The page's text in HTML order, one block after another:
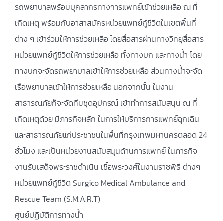
รถพยาบาลพร้อมบุคลากรทางการแพทย์เข้าช่วยเหลือ ณ ที่
เกิดเหตุ พร้อมกับอาสาสมัครหน่วยแพทย์กู้ชีวิตในเขตพื้นที่
ต่าง ๆ เข้าร่วมให้การช่วยเหลือ โดยสื่อสารผ่านทางวิทยุสื่อสาร
หน่วยแพทย์กู้ชีวิตให้การช่วยเหลือ ทั้งทางบก และทางน้ำ โดย
ทางบกจะจัดรถพยาบาลเข้าให้การช่วยเหลือ ส่วนทางน้ำจะจัด
เรือพยาบาลเข้าให้การช่วยเหลือ นอกจากนั้น ในงาน
สาธารณภัยก็จะจัดทีมชุดอุปกรณ์ เข้าทำการสนับสนุน ณ ที่
เกิดเหตุด้วย มีภารกิจหลัก ในการให้บริการการแพทย์ฉุกเฉิน
และสาธารณภัยแก่ประชาชนในพื้นที่กรุงเทพมหานครตลอด 24
ชั่วโมง และเป็นหน่วยงานสนับสนุนด้านการแพทย์ ในภารกิจ
งานรับเสด็จพระราชดำเนิน เชื้อพระวงศ์ในงานราชพิธี ต่างๆ
หน่วยแพทย์กู้ชีวิต Surgico Medical Ambulance and
Rescue Team (S.M.A.R.T)
ศูนย์ปฏิบัติการทางน้ำ